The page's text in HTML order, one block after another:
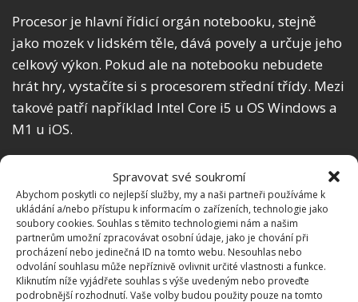
Spravovat své soukromí
Abychom poskytli co nejlepší služby, my a naši partneři používáme k
ukládání a/nebo přístupu k informacím o zařízeních, technologie jako
soubory cookies. Souhlas s těmito technologiemi nám a našim
partnerům umožní zpracovávat osobní údaje, jako je chování při
procházení nebo jedinečná ID na tomto webu. Nesouhlas nebo
odvolání souhlasu může nepříznivě ovlivnit určité vlastnosti a funkce.
Kliknutím níže vyjádřete souhlas s výše uvedeným nebo proveďte
podrobnější rozhodnutí. Vaše volby budou použity pouze na tomto
Procesor je hlavní řídicí orgán notebooku, stejně
jako mozek v lidském těle, dává povely a určuje jeho
celkový výkon. Pokud ale na notebooku nebudete
hrát hry, vystačíte si s procesorem střední třídy. Mezi
takové patří například Intel Core i5 u OS Windows a
M1 u iOS.
Úložiště nebo také pevný disk slouží k ukládání
všech dat v notebooku. Typ a velikost úložiště, stejně
jako procesor a RAM, ovlivňují rychlost a výkon
počítače. Pro pracovní notebook doporučujeme SSD
a HDD + SSD s minimální kapacitou „čím vyšší, tím